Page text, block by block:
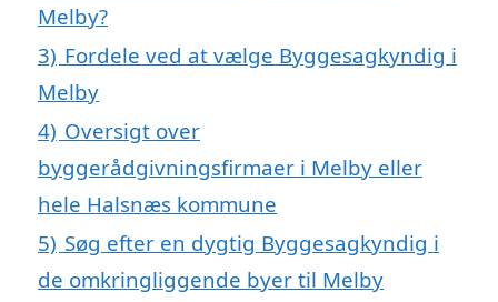
Melby?
3) Fordele ved at vælge Byggesagkyndig i
Melby
4) Oversigt over
byggerådgivningsfirmaer i Melby eller
hele Halsnæs kommune
5) Søg efter en dygtig Byggesagkyndig i
de omkringliggende byer til Melby